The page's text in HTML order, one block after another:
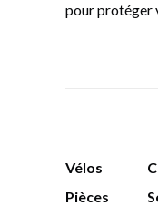
pour protéger
Vélos
Pièces